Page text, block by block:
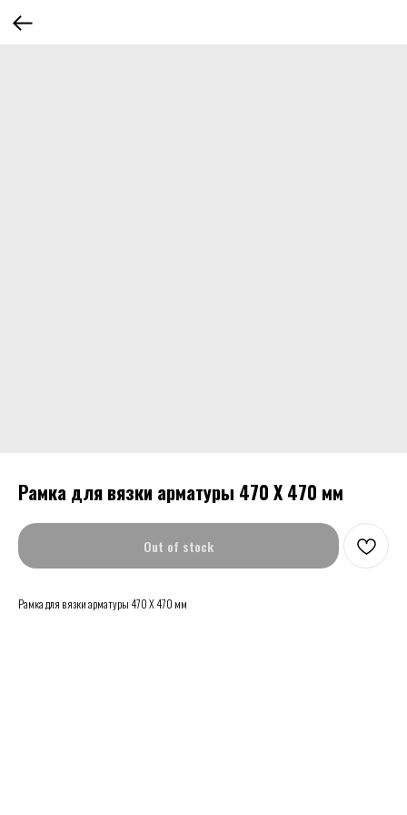
Рамка для вязки арматуры 470 Х 470 мм
Out of stock
Рамка для вязки арматуры 470 Х 470 мм